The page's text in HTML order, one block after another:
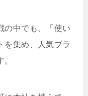
の中でも、「使い
を集め、人気ブラ